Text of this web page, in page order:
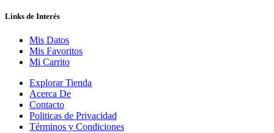
Links de Interés
Mis Datos
Mis Favoritos
Mi Carrito
Explorar Tienda
Acerca De
Contacto
Politicas de Privacidad
Términos y Condiciones